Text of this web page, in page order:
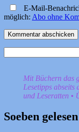
E-Mail-
möglich: Abo ohne
nach:
Mit Büchern das
Lesetipps
und Leseratten •
Soeben gelesen